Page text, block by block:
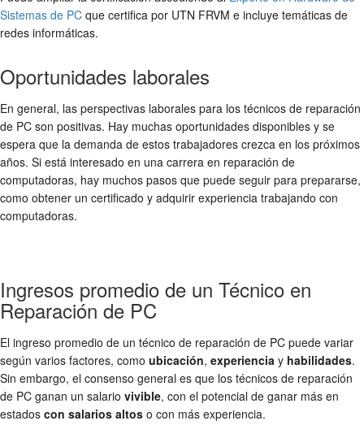
Sistemas de PC que certifica por UTN FRVM e incluye temáticas de
redes informáticas.
Oportunidades laborales
En general, las perspectivas laborales para los técnicos de reparación
de PC son positivas. Hay muchas oportunidades disponibles y se
espera que la demanda de estos trabajadores crezca en los próximos
años. Si está interesado en una carrera en reparación de
computadoras, hay muchos pasos que puede seguir para prepararse,
como obtener un certificado y adquirir experiencia trabajando con
computadoras.
Ingresos promedio de un Técnico en
Reparación de PC
El ingreso promedio de un técnico de reparación de PC puede variar
según varios factores, como ubicación, experiencia y habilidades.
Sin embargo, el consenso general es que los técnicos de reparación
de PC ganan un salario vivible, con el potencial de ganar más en
estados con salarios altos o con más experiencia.